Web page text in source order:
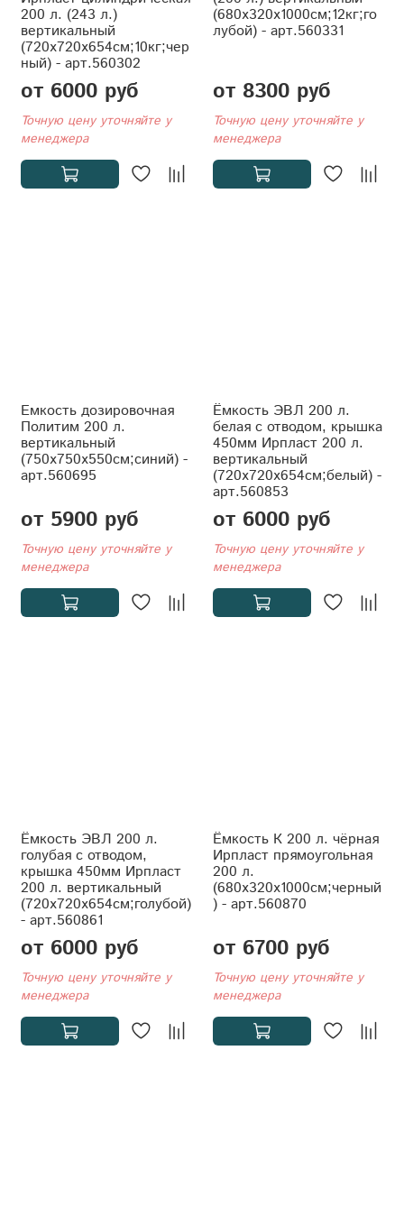
200 л. (243 л.)
вертикальный
(720x720x654см;10кг;чер
ный) - арт.560302
от 6000 руб
Точную цену уточняйте у
менеджера
(680x320x1000см;12кг;го
лубой) - арт.560331
от 8300 руб
Точную цену уточняйте у
менеджера
Емкость дозировочная
Политим 200 л.
вертикальный
(750x750x550см;синий) -
арт.560695
от 5900 руб
Точную цену уточняйте у
менеджера
Ёмкость ЭВЛ 200 л.
белая с отводом, крышка
450мм Ирпласт 200 л.
вертикальный
(720x720x654см;белый) -
арт.560853
от 6000 руб
Точную цену уточняйте у
менеджера
Ёмкость ЭВЛ 200 л.
голубая с отводом,
крышка 450мм Ирпласт
200 л. вертикальный
(720x720x654см;голубой)
- арт.560861
от 6000 руб
Точную цену уточняйте у
менеджера
Ёмкость К 200 л. чёрная
Ирпласт прямоугольная
200 л.
(680x320x1000см;черный
) - арт.560870
от 6700 руб
Точную цену уточняйте у
менеджера